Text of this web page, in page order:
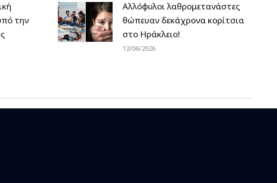
την
Αλλόφυλοι λαθρομετανάστες
θώπευαν δεκάχρονα κορίτσια
στο Ηράκλειο!
12/06/2026